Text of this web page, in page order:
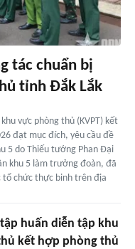
tác chuẩn bị
tỉnh Đắk Lắk
vực phòng thủ (KVPT) kết
đạt mục đích, yêu cầu đề
5 do Thiếu tướng Phan Đại
khu 5 làm trưởng đoàn, đã
chức thực binh trên địa
huấn diễn tập khu
kết hợp phòng thủ